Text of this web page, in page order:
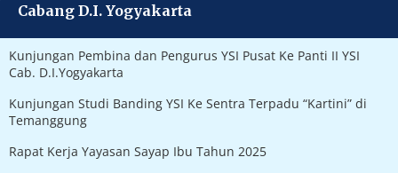
Cabang D.I. Yogyakarta
Kunjungan Pembina dan Pengurus YSI Pusat Ke Panti II YSI
Cab. D.I.Yogyakarta
Kunjungan Studi Banding YSI Ke Sentra Terpadu “Kartini” di
Temanggung
Rapat Kerja Yayasan Sayap Ibu Tahun 2025